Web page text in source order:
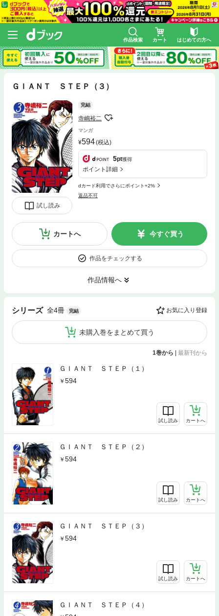
作品検索 カート はじめての方へ
ＧＩＡＮＴ ＳＴＥＰ（３）
試し読み
完結
寺嶋裕二
マンガ
594(税込)
5pt獲得
ポイント詳細
dカード利用でさらにポイント+2%
返品不可
カートへ 今すぐ買う
作品をチェックする
作品情報へ
シリーズ 全4冊 完結 お気に入り登録
未購入巻をまとめて買う
1巻から 最新刊から
ＧＩＡＮＴ ＳＴＥＰ（１）
594
試し読み カートへ
ＧＩＡＮＴ ＳＴＥＰ（２）
594
試し読み カートへ
ＧＩＡＮＴ ＳＴＥＰ（３）
594
試し読み カートへ
ＧＩＡＮＴ ＳＴＥＰ（４）